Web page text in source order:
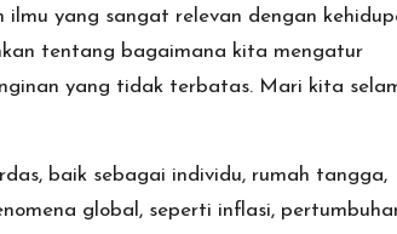
ilmu yang sangat relevan dengan
tentang bagaimana kita mengatur
yang tidak terbatas. Mari kita
baik sebagai individu, rumah tangga,
global, seperti inflasi,